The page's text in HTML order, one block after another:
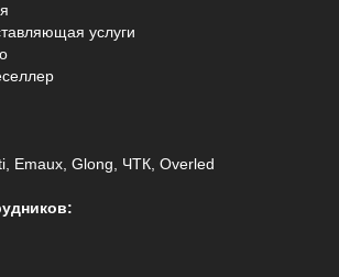
услуги
Emaux, Glong, ЧТК, Overled